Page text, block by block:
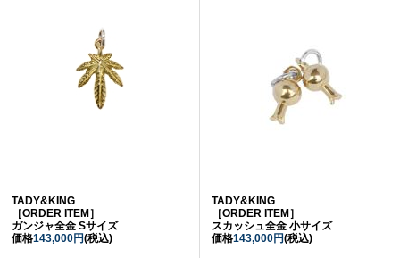
TADY&KING
［ORDER ITEM］
ガンジャ全金 Sサイズ
価格143,000円(税込)
TADY&KING
［ORDER ITEM］
スカッシュ全金 小サイズ
価格143,000円(税込)